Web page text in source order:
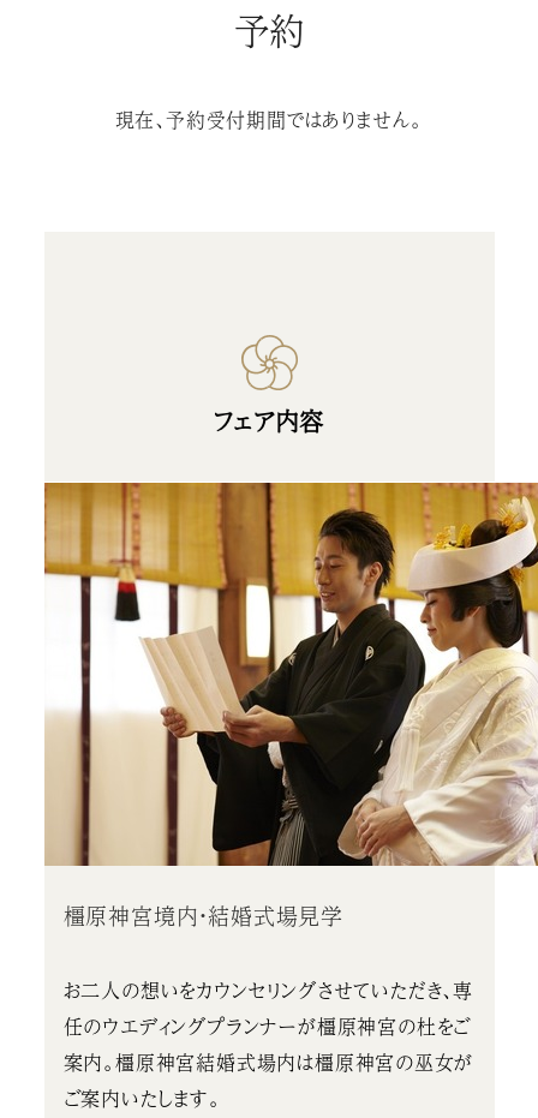
予約
現在、予約受付期間ではありません。
フェア内容
橿原神宮境内・結婚式場見学
お二人の想いをカウンセリングさせていただき、専
任のウエディングプランナーが橿原神宮の杜をご
案内。橿原神宮結婚式場内は橿原神宮の巫女が
ご案内いたします。